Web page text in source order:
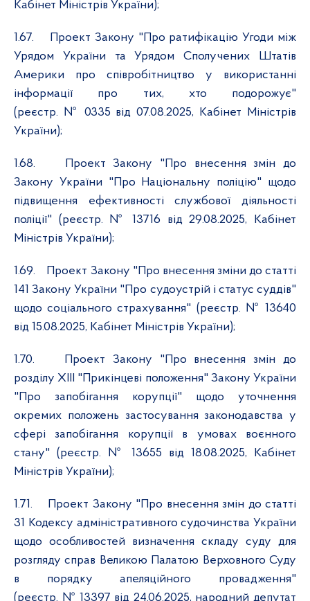
Кабінет Міністрів України);
1.67.
Проект Закону "Про ратифікацію Угоди між
Урядом України та Урядом Сполучених Штатів
Америки про співробітництво у використанні
інформації про тих, хто подорожує"
(реєстр. № 0335 від 07.08.2025, Кабінет Міністрів
України);
1.68.
Проект Закону "Про внесення змін до
Закону України "Про Національну поліцію" щодо
підвищення ефективності службової діяльності
поліції" (реєстр. № 13716 від 29.08.2025, Кабінет
Міністрів України);
1.69.
Проект Закону "Про внесення зміни до статті
141 Закону України "Про судоустрій і статус суддів"
щодо соціального страхування" (реєстр. № 13640
від 15.08.2025, Кабінет Міністрів України);
1.70.
Проект Закону "Про внесення змін до
розділу XIII "Прикінцеві положення" Закону України
"Про запобігання корупції" щодо уточнення
окремих положень застосування законодавства у
сфері запобігання корупції в умовах воєнного
стану" (реєстр. № 13655 від 18.08.2025, Кабінет
Міністрів України);
1.71.
Проект Закону "Про внесення змін до статті
31 Кодексу адміністративного судочинства України
щодо особливостей визначення складу суду для
розгляду справ Великою Палатою Верховного Суду
в порядку апеляційного провадження"
(реєстр. № 13397 від 24.06.2025, народний депутат